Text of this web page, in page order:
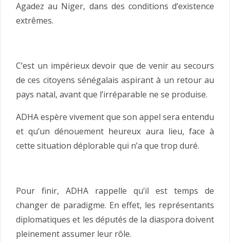
Agadez au Niger, dans des conditions d’existence
extrêmes.
C’est un impérieux devoir que de venir au secours
de ces citoyens sénégalais aspirant à un retour au
pays natal, avant que l’irréparable ne se produise.
ADHA espère vivement que son appel sera entendu
et qu’un dénouement heureux aura lieu, face à
cette situation déplorable qui n’a que trop duré.
Pour finir, ADHA rappelle qu’il est temps de
changer de paradigme. En effet, les représentants
diplomatiques et les députés de la diaspora doivent
pleinement assumer leur rôle.